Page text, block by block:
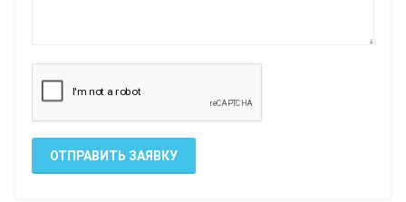
ОТПРАВИТЬ ЗАЯВКУ